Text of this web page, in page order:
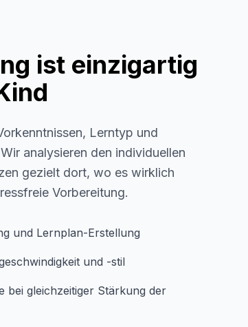
ist einzigartig
Lerntyp und
analysieren den individuellen
gezielt dort, wo es wirklich
Vorbereitung.
und Lernplan-Erstellung
und -stil
bei gleichzeitiger Stärkung der